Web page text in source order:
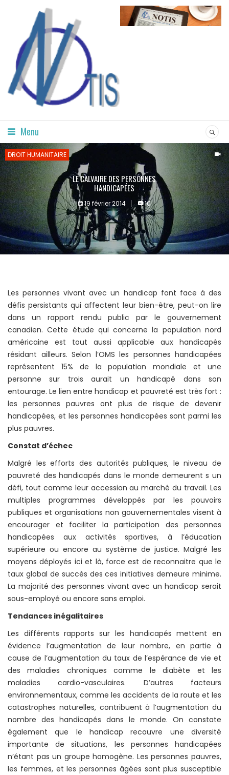
Menu
DROIT HUMANITAIRE
LE CALVAIRE DES PERSONNES
HANDICAPÉES
19 février 2014 10
Les personnes vivant avec un handicap font face à des
défis persistants qui affectent leur bien-être, peut-on lire
dans un rapport rendu public par le gouvernement
canadien. Cette étude qui concerne la population nord
américaine est tout aussi applicable aux handicapés
résidant ailleurs. Selon l’OMS les personnes handicapées
représentent 15% de la population mondiale et une
personne sur trois aurait un handicapé dans son
entourage. Le lien entre handicap et pauvreté est très fort :
les personnes pauvres ont plus de risque de devenir
handicapées, et les personnes handicapées sont parmi les
plus pauvres.
Constat d’échec
Malgré les efforts des autorités publiques, le niveau de
pauvreté des handicapés dans le monde demeurent s un
défi, tout comme leur accession au marché du travail. Les
multiples programmes développés par les pouvoirs
publiques et organisations non gouvernementales visent à
encourager et faciliter la participation des personnes
handicapées aux activités sportives, à l’éducation
supérieure ou encore au système de justice. Malgré les
moyens déployés ici et là, force est de reconnaitre que le
taux global de succès des ces initiatives demeure minime.
La majorité des personnes vivant avec un handicap serait
sous-employé ou encore sans emploi.
Tendances inégalitaires
Les différents rapports sur les handicapés mettent en
évidence l’augmentation de leur nombre, en partie à
cause de l’augmentation du taux de l’espérance de vie et
des maladies chroniques comme le diabète et les
maladies cardio-vasculaires. D’autres facteurs
environnementaux, comme les accidents de la route et les
catastrophes naturelles, contribuent à l’augmentation du
nombre des handicapés dans le monde. On constate
également que le handicap recouvre une diversité
importante de situations, les personnes handicapées
n’étant pas un groupe homogène. Les personnes pauvres,
les femmes, et les personnes âgées sont plus susceptible